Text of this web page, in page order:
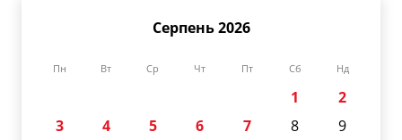
Серпень 2026
Пн Вт Ср Чт Пт Сб Нд
1
2
3
4 5 6 7 8
9